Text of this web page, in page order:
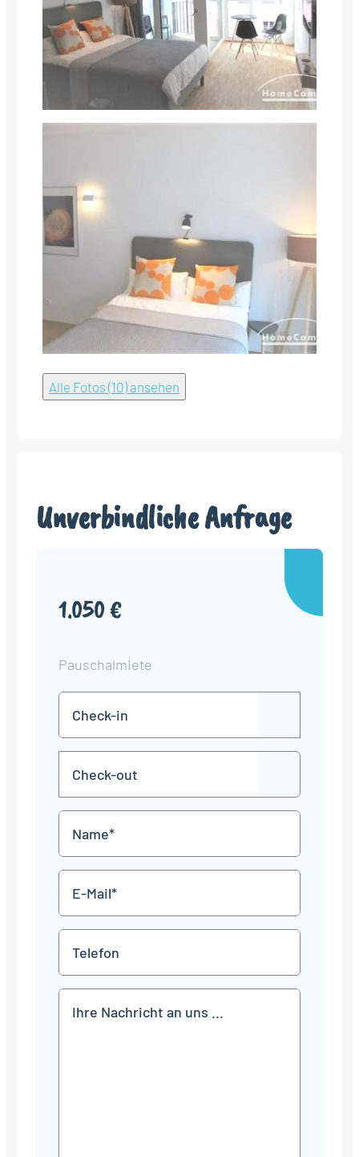
Alle Fotos (10) ansehen
Unverbindliche Anfrage
1.050 €
Pauschalmiete
in
TT
Punkt
MM
JJJJ
TT
Punkt
MM
JJJJ
Mail
*